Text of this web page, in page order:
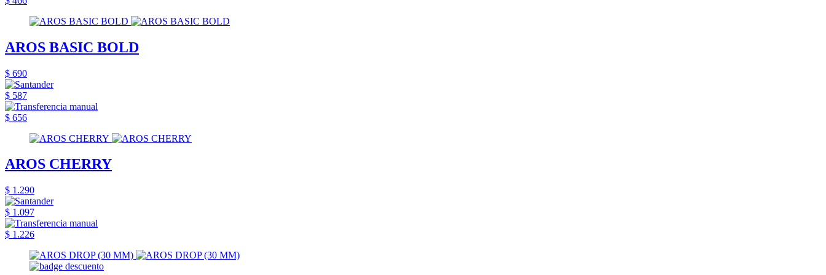
AROS BASIC BOLD
$ 690
$ 587
$ 656
AROS CHERRY
$ 1.290
$ 1.097
$ 1.226